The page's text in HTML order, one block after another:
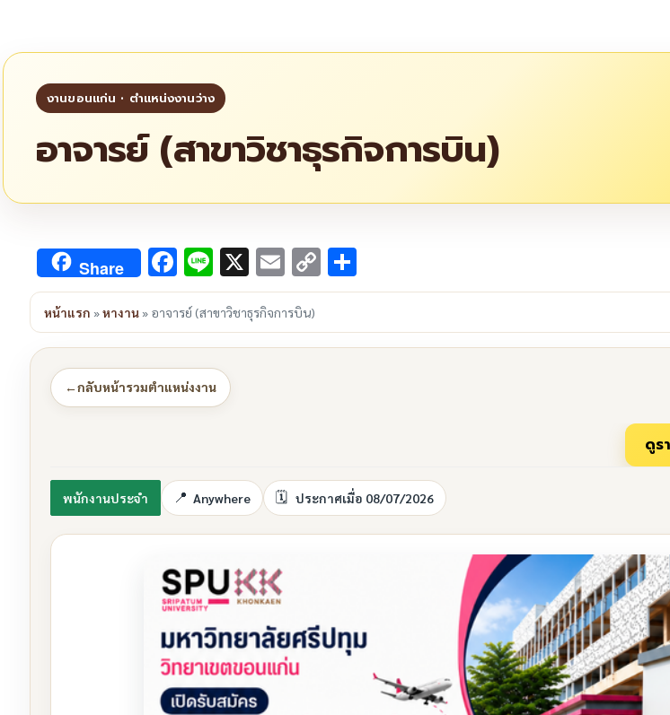
อาจารย์ (สาขาวิชาธุรกิจการบิน)
Share Facebook
Line
X Email
Copy
Link
หน้าแรก »หางาน » อาจารย์ (สาขาวิชาธุรกิจการบิน)
←กลับหน้ารวมตำแหน่งงาน
พนักงานประจำ Anywhere ประกาศเมื่อ 08/07/2026